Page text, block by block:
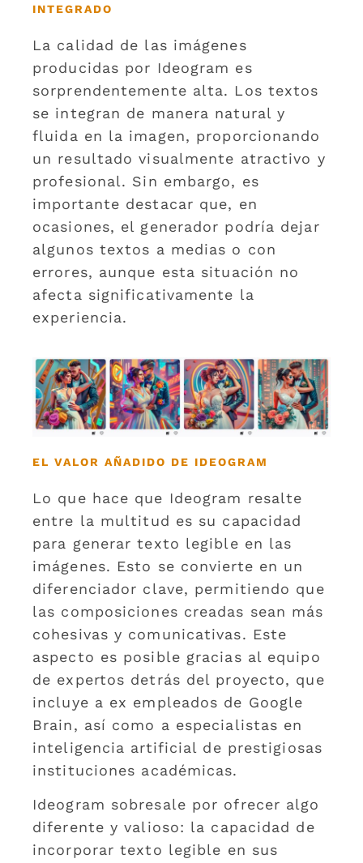
INTEGRADO
La calidad de las imágenes
producidas por Ideogram es
sorprendentemente alta. Los textos
se integran de manera natural y
fluida en la imagen, proporcionando
un resultado visualmente atractivo y
profesional. Sin embargo, es
importante destacar que, en
ocasiones, el generador podría dejar
algunos textos a medias o con
errores, aunque esta situación no
afecta significativamente la
experiencia.
EL VALOR AÑADIDO DE IDEOGRAM
Lo que hace que Ideogram resalte
entre la multitud es su capacidad
para generar texto legible en las
imágenes. Esto se convierte en un
diferenciador clave, permitiendo que
las composiciones creadas sean más
cohesivas y comunicativas. Este
aspecto es posible gracias al equipo
de expertos detrás del proyecto, que
incluye a ex empleados de Google
Brain, así como a especialistas en
inteligencia artificial de prestigiosas
instituciones académicas.
Ideogram sobresale por ofrecer algo
diferente y valioso: la capacidad de
incorporar texto legible en sus